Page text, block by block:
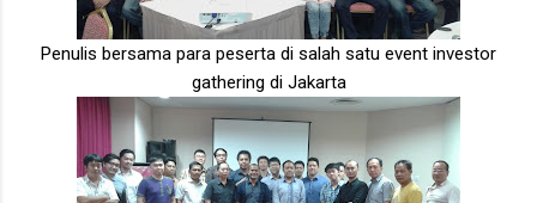
Penulis bersama para peserta di salah satu event investor
gathering di Jakarta